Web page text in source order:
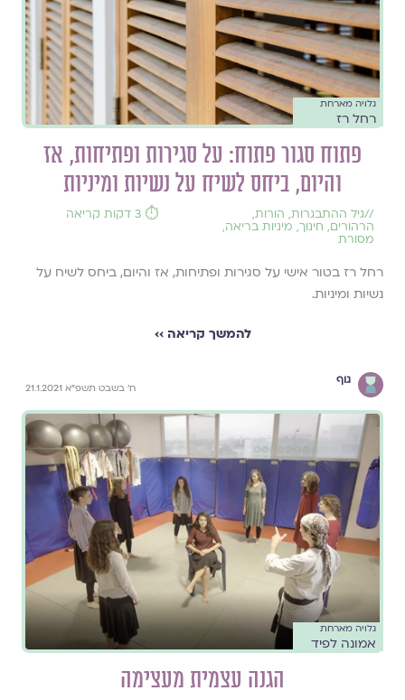
גלויה מארחת
רחל רז
פתוח סגור פתוח: על סגירות ופתיחות, אז
והיום, ביחס לשיח על נשיות ומיניות
//גיל ההתבגרות, הורות,
הרהורים, חינוך, מיניות בריאה,
מסורת
⏱️ 3 דקות קריאה
רחל רז בטור אישי על סגירות ופתיחות, אז והיום, ביחס לשיח על
נשיות ומיניות.
להמשך קריאה ››
גוף
ח' בשבט תשפ"א 21.1.2021
גלויה מארחת
אמונה לפיד
הגנה עצמית מעצימה